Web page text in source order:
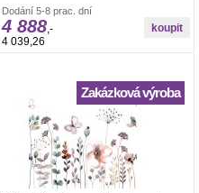
Vliesová foto-tapeta Rasch. š.2,50 x v.3,00
m. Tapeta se lepí za sucha. Lepidlem se
natírá pouze zeď. Vliesové tapety na zeď
se vyznačují dobrou prodyšností,
mechanickou odolností a schopností
Dodání 5-8 prac. dní
4 888,-
4 039,26
Zakázková výroba